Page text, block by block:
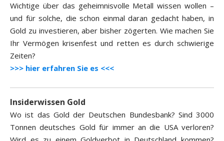
Wichtige über das geheimnisvolle Metall wissen wollen –
und für solche, die schon einmal daran gedacht haben, in
Gold zu investieren, aber bisher zögerten. Wie machen Sie
Ihr Vermögen krisenfest und retten es durch schwierige
Zeiten?
>>> hier erfahren Sie es <<<
Insiderwissen Gold
Wo ist das Gold der Deutschen Bundesbank? Sind 3000
Tonnen deutsches Gold für immer an die USA verloren?